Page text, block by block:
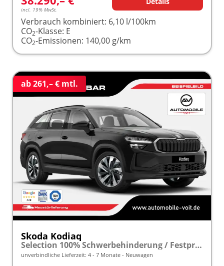
incl. 19% MwSt.
Verbrauch kombiniert: 6,10 l/100km
CO2-Klasse: E
CO2-Emissionen: 140,00 g/km
ab 261,– € mtl.
Skoda Kodiaq
Selection 100% Schwerbehinderung / Festpreisgarantie* Modelljahr 2.0 TDI 193 PS DSG 4x4 "Sonderangebot bei Schwerbehinderung" frei konfigurierbar!
unverbindliche Lieferzeit: 4 - 7 Monate Neuwagen